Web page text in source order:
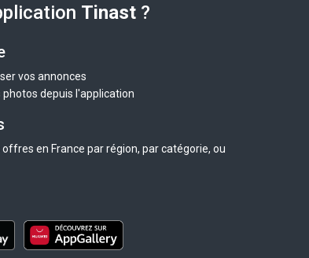
Tinast ?
vos annonces
depuis l'application
en France par région, par catégorie, ou